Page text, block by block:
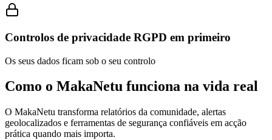
Controlos de privacidade RGPD em primeiro
Os seus dados ficam sob o seu controlo
Como o MakaNetu funciona na vida real
O MakaNetu transforma relatórios da comunidade, alertas
geolocalizados e ferramentas de segurança confiáveis em acção
prática quando mais importa.